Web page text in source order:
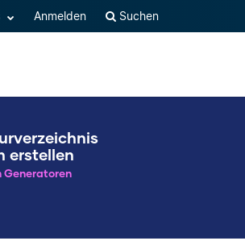
Anmelden Suchen
erstellen
Generatoren